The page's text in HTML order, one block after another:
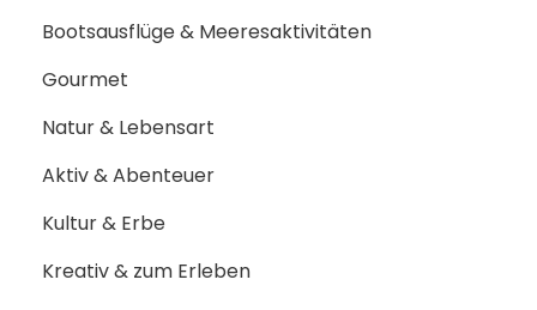
Bootsausflüge & Meeresaktivitäten
Gourmet
Natur & Lebensart
Aktiv & Abenteuer
Kultur & Erbe
Kreativ & zum Erleben